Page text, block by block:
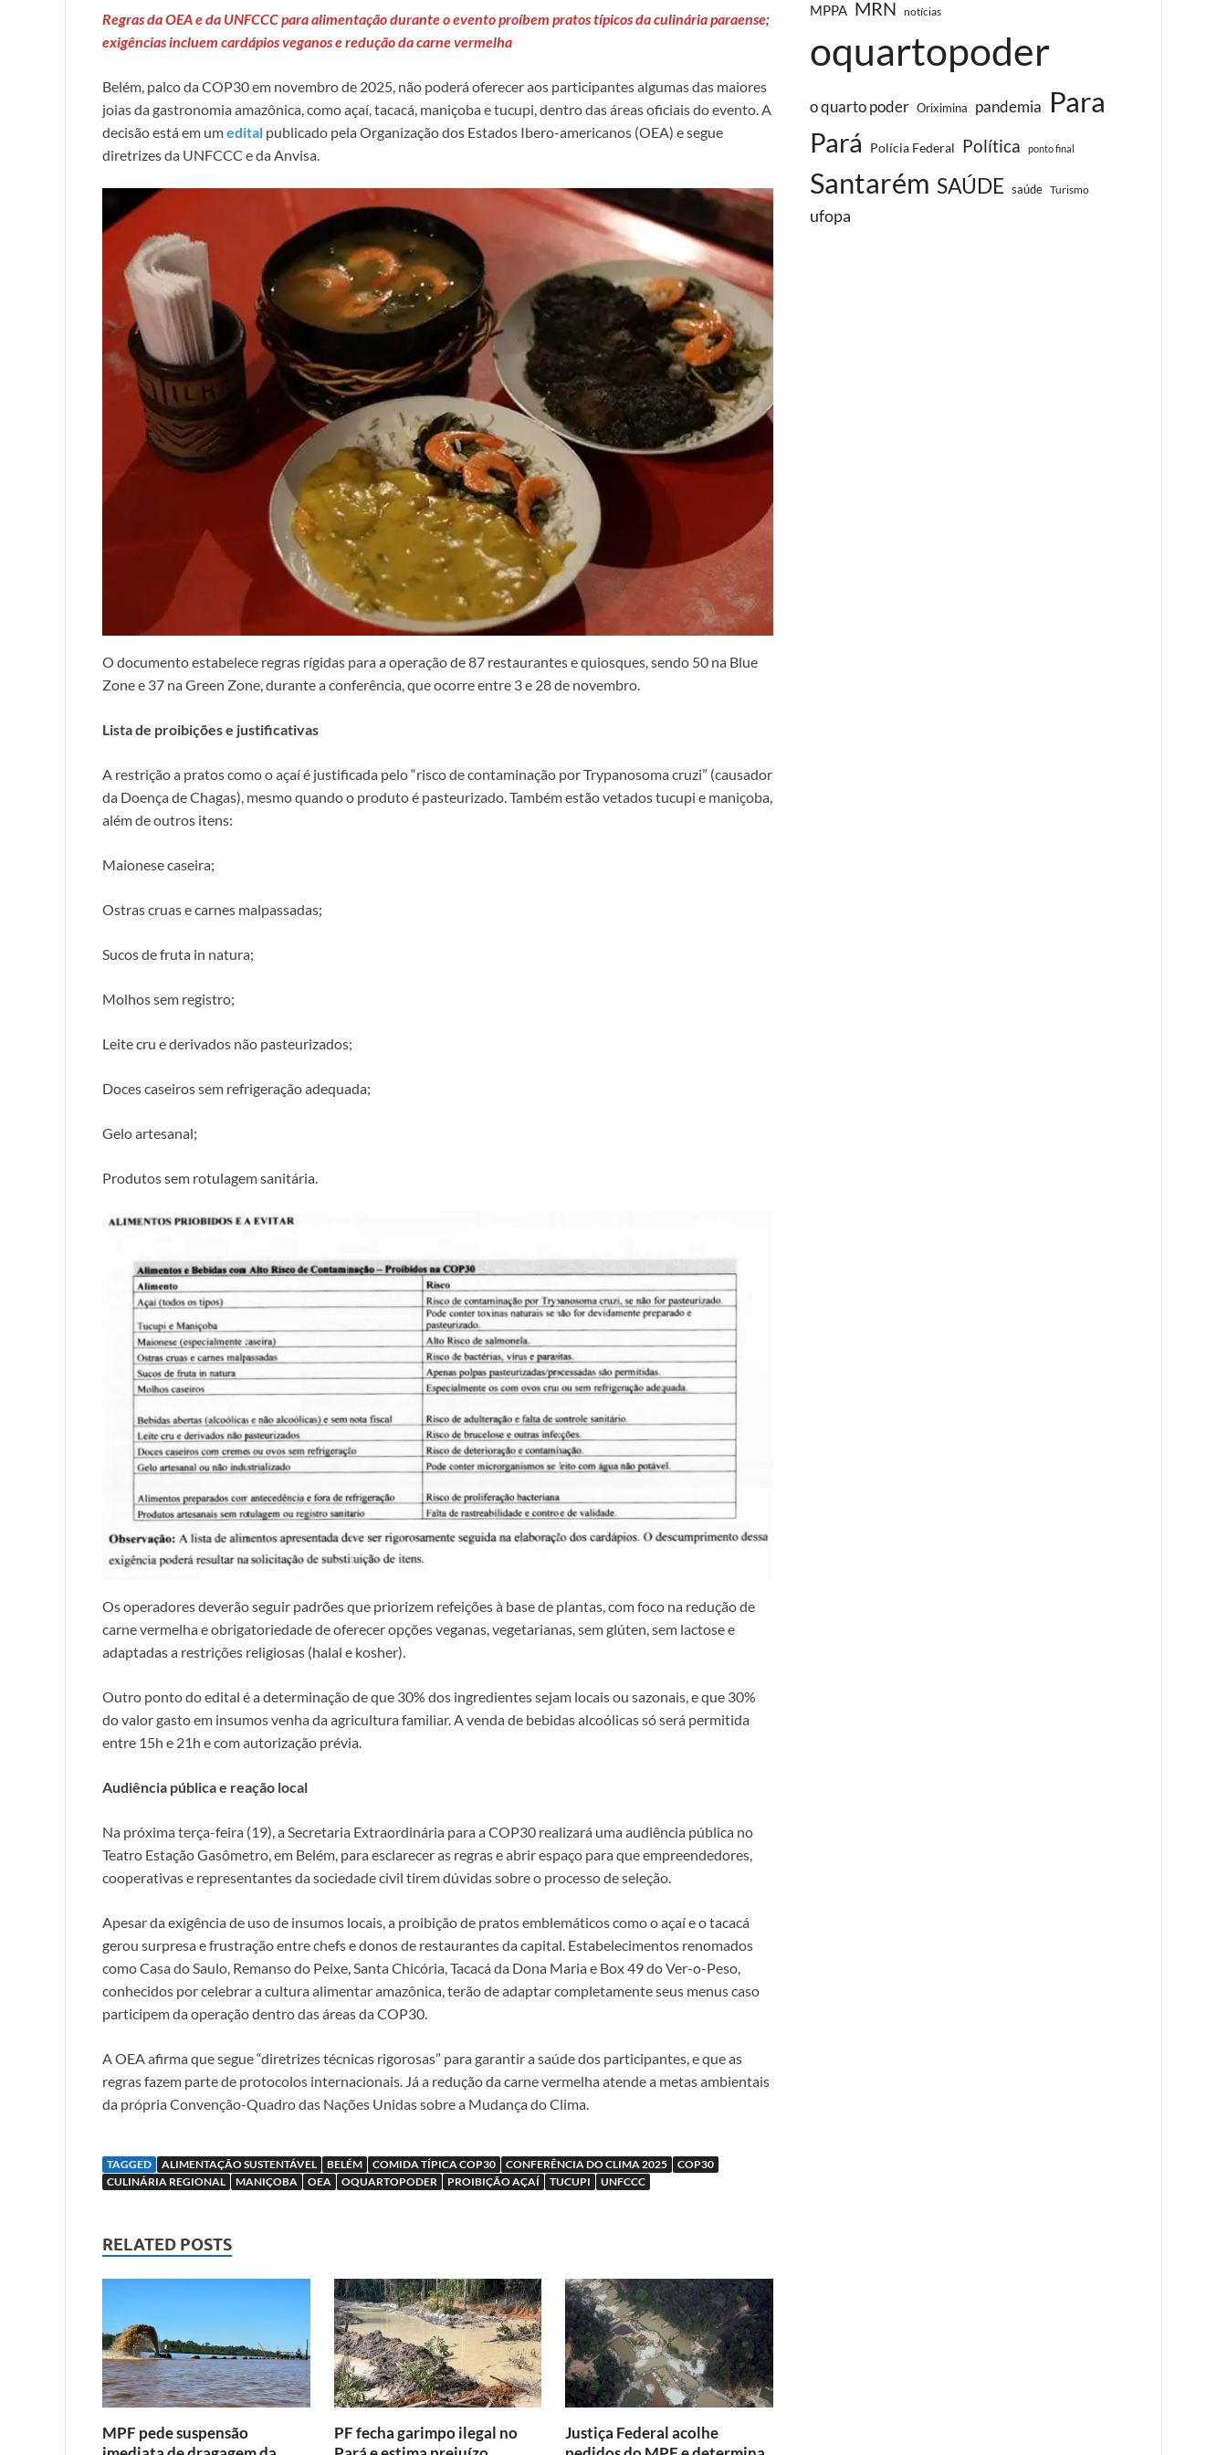
Regras da OEA e da UNFCCC para alimentação durante o evento proíbem pratos típicos da culinária paraense;
exigências incluem cardápios veganos e redução da carne vermelha
Belém, palco da COP30 em novembro de 2025, não poderá oferecer aos participantes algumas das maiores
joias da gastronomia amazônica, como açaí, tacacá, maniçoba e tucupi, dentro das áreas oficiais do evento. A
decisão está em umedital publicado pela Organização dos Estados Ibero-americanos (OEA) e segue
diretrizes da UNFCCC e da Anvisa.
O documento estabelece regras rígidas para a operação de 87 restaurantes e quiosques, sendo 50 na Blue
Zone e 37 na Green Zone, durante a conferência, que ocorre entre 3 e 28 de novembro.
Lista de proibições e justificativas
A restrição a pratos como o açaí é justificada pelo “risco de contaminação por Trypanosoma cruzi” (causador
da Doença de Chagas), mesmo quando o produto é pasteurizado. Também estão vetados tucupi e maniçoba,
além de outros itens:
Maionese caseira;
Ostras cruas e carnes malpassadas;
Sucos de fruta in natura;
Molhos sem registro;
Leite cru e derivados não pasteurizados;
Doces caseiros sem refrigeração adequada;
Gelo artesanal;
Produtos sem rotulagem sanitária.
Os operadores deverão seguir padrões que priorizem refeições à base de plantas, com foco na redução de
carne vermelha e obrigatoriedade de oferecer opções veganas, vegetarianas, sem glúten, sem lactose e
adaptadas a restrições religiosas (halal e kosher).
Outro ponto do edital é a determinação de que 30% dos ingredientes sejam locais ou sazonais, e que 30%
do valor gasto em insumos venha da agricultura familiar. A venda de bebidas alcoólicas só será permitida
entre 15h e 21h e com autorização prévia.
Audiência pública e reação local
Na próxima terça-feira (19), a Secretaria Extraordinária para a COP30 realizará uma audiência pública no
Teatro Estação Gasômetro, em Belém, para esclarecer as regras e abrir espaço para que empreendedores,
cooperativas e representantes da sociedade civil tirem dúvidas sobre o processo de seleção.
Apesar da exigência de uso de insumos locais, a proibição de pratos emblemáticos como o açaí e o tacacá
gerou surpresa e frustração entre chefs e donos de restaurantes da capital. Estabelecimentos renomados
como Casa do Saulo, Remanso do Peixe, Santa Chicória, Tacacá da Dona Maria e Box 49 do Ver-o-Peso,
conhecidos por celebrar a cultura alimentar amazônica, terão de adaptar completamente seus menus caso
participem da operação dentro das áreas da COP30.
A OEA afirma que segue “diretrizes técnicas rigorosas” para garantir a saúde dos participantes, e que as
regras fazem parte de protocolos internacionais. Já a redução da carne vermelha atende a metas ambientais
da própria Convenção-Quadro das Nações Unidas sobre a Mudança do Clima.
TAGGED ALIMENTAÇÃO SUSTENTÁVEL BELÉM COMIDA TÍPICA COP30 CONFERÊNCIA DO CLIMA 2025
COP30
CULINÁRIA REGIONAL
MANIÇOBA OEA OQUARTOPODER PROIBIÇÃO AÇAÍ TUCUPI UNFCCC
RELATED POSTS
MPF pede suspensão
PF fecha garimpo ilegal no
Justiça Federal acolhe
MPPA MRN notícias
oquartopoder
o quarto poder Oriximina pandemia Para
Pará Polícia Federal Política ponto final
Santarém SAÚDE saúde Turismo
ufopa